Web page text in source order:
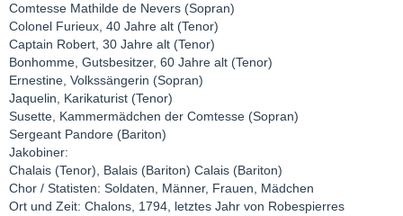
Comtesse Mathilde de Nevers (Sopran)
Colonel Furieux, 40 Jahre alt (Tenor)
Captain Robert, 30 Jahre alt (Tenor)
Bonhomme, Gutsbesitzer, 60 Jahre alt (Tenor)
Ernestine, Volkssängerin (Sopran)
Jaquelin, Karikaturist (Tenor)
Susette, Kammermädchen der Comtesse (Sopran)
Sergeant Pandore (Bariton)
Jakobiner:
Chalais (Tenor), Balais (Bariton) Calais (Bariton)
Chor / Statisten: Soldaten, Männer, Frauen, Mädchen
Ort und Zeit: Chalons, 1794, letztes Jahr von Robespierres